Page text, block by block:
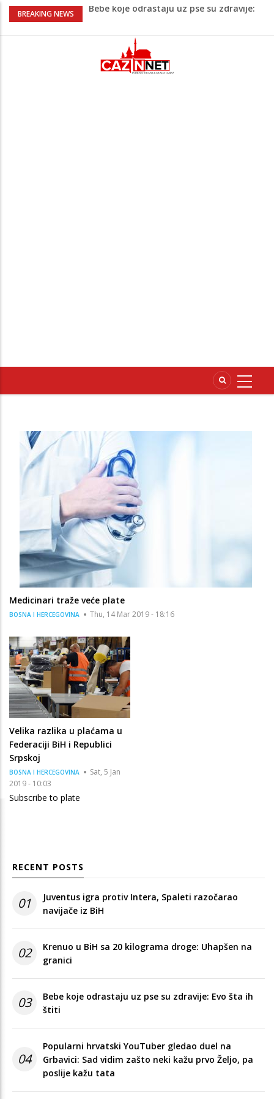
BREAKING NEWS
Bebe koje odrastaju uz pse su zdravije:
Krenuo u BiH sa 20 kilograma droge:
Uhapšen na granici
Juventus igra protiv Intera, Spaleti
razočarao navijače iz BiH
Medicinari traže veće plate
BOSNA I HERCEGOVINA Thu, 14 Mar 2019 - 18:16
Velika razlika u plaćama u
Federaciji BiH i Republici
Srpskoj
BOSNA I HERCEGOVINA
Sat, 5 Jan
2019 - 10:03
Subscribe to plate
RECENT POSTS
01
Juventus igra protiv Intera, Spaleti razočarao
navijače iz BiH
02
Krenuo u BiH sa 20 kilograma droge: Uhapšen na
granici
03
Bebe koje odrastaju uz pse su zdravije: Evo šta ih
štiti
04
Popularni hrvatski YouTuber gledao duel na
Grbavici: Sad vidim zašto neki kažu prvo Željo, pa
poslije kažu tata